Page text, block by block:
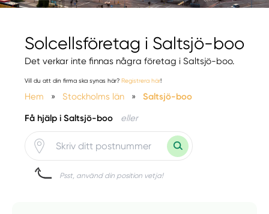
Solcellsföretag i Saltsjö-boo
Det verkar inte finnas några företag i Saltsjö-boo.
Vill du att din firma ska synas här? Registrera här!
Hem » Stockholms län » Saltsjö-boo
Få hjälp i Saltsjö-boo eller
Psst, använd din position vetja!